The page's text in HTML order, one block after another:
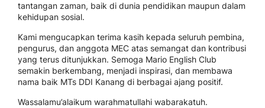
tantangan zaman, baik di dunia pendidikan maupun dalam
kehidupan sosial.
Kami mengucapkan terima kasih kepada seluruh pembina,
pengurus, dan anggota MEC atas semangat dan kontribusi
yang terus ditunjukkan. Semoga Mario English Club
semakin berkembang, menjadi inspirasi, dan membawa
nama baik MTs DDI Kanang di berbagai ajang positif.
Wassalamu’alaikum warahmatullahi wabarakatuh.